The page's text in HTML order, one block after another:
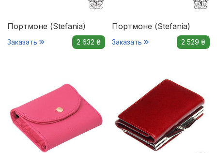
Портмоне (Stefania)
Заказать 2 632 ₴
Портмоне (Stefania)
Заказать 2 529 ₴